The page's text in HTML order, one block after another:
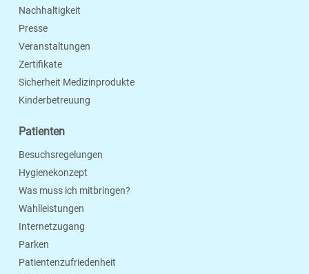
Nachhaltigkeit
Presse
Veranstaltungen
Zertifikate
Sicherheit Medizinprodukte
Kinderbetreuung
Patienten
Besuchsregelungen
Hygienekonzept
Was muss ich mitbringen?
Wahlleistungen
Internetzugang
Parken
Patientenzufriedenheit